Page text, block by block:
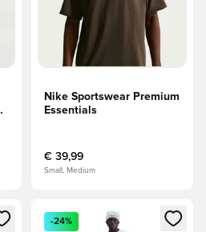
Nike Sportswear Premium
Essentials
€ 39,99
Small, Medium
oder Registrieren als
Öffnet ein Fenster zum
-24%